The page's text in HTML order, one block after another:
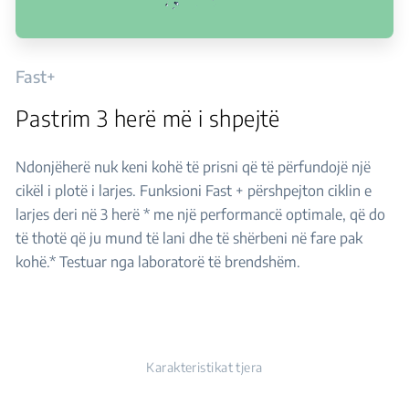
Fast+
Pastrim 3 herë më i shpejtë
Ndonjëherë nuk keni kohë të prisni që të përfundojë një
cikël i plotë i larjes. Funksioni Fast + përshpejton ciklin e
larjes deri në 3 herë * me një performancë optimale, që do
të thotë që ju mund të lani dhe të shërbeni në fare pak
kohë.* Testuar nga laboratorë të brendshëm.
Karakteristikat tjera